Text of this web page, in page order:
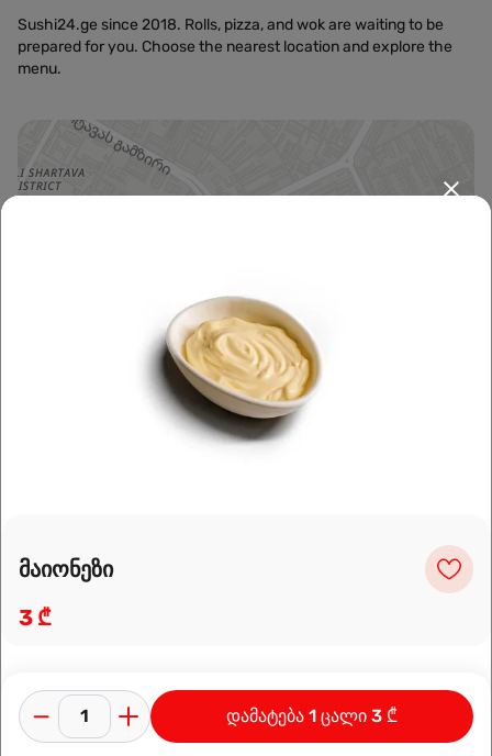
Sushi24.ge since 2018. Rolls, pizza, and wok are waiting to be
prepared for you. Choose the nearest location and explore the
menu.
| OpenFreeMap©OpenMapTiles
მარშრუტის დაგეგმვა
მაიონეზი
3 ₾
დამატება 1 ცალი 3 ₾